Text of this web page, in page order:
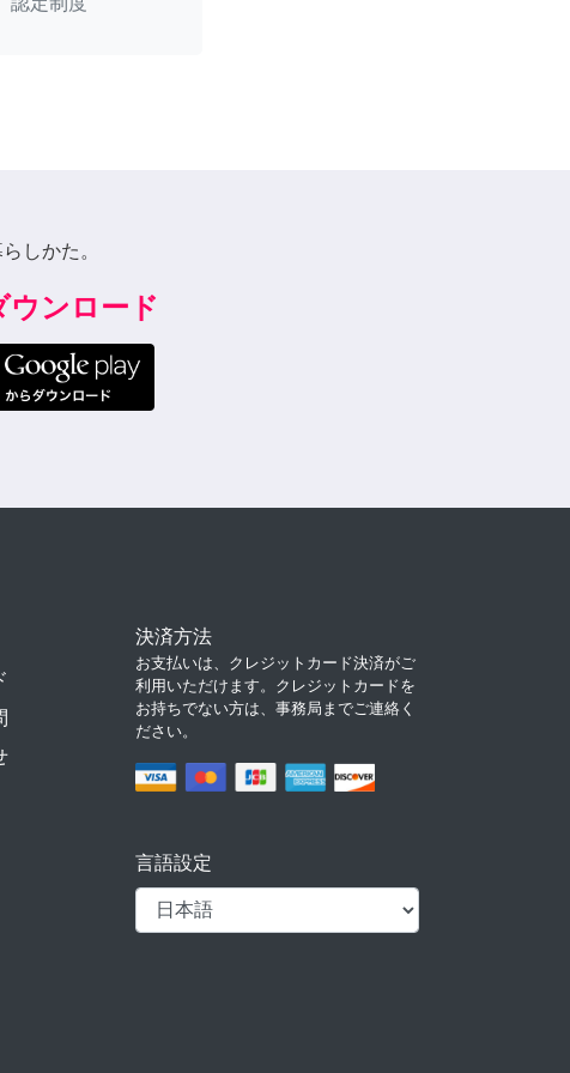
しかた。
ウンロード
決済方法
お支払いは、クレジットカード決済がご
利用いただけます。クレジットカードを
お持ちでない方は、事務局までご連絡く
ださい。
言語設定